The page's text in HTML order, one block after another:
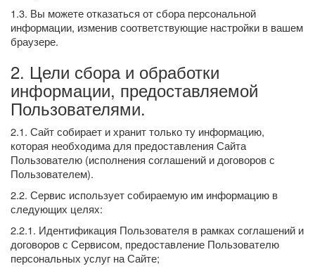
1.3. Вы можете отказаться от сбора персональной
информации, изменив соответствующие настройки в вашем
браузере.
2. Цели сбора и обработки
информации, предоставляемой
Пользователями.
2.1. Сайт собирает и хранит только ту информацию,
которая необходима для предоставления Сайта
Пользователю (исполнения соглашений и договоров с
Пользователем).
2.2. Сервис использует собираемую им информацию в
следующих целях:
2.2.1. Идентификация Пользователя в рамках соглашений и
договоров с Сервисом, предоставление Пользователю
персональных услуг на Сайте;